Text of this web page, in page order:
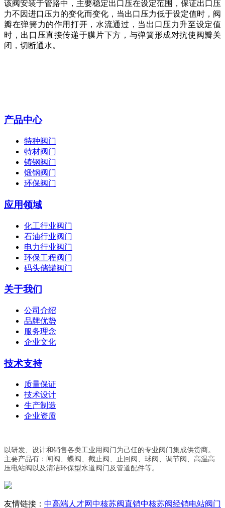
该阀安装于管路中，主要稳定出口压在设定范围，保证出口压
力不因进口压力的变化而变化，当出口压力低于设定值时，阀
瓣在弹簧力的作用打开，水流通过，当出口压力升至设定值
时，出口压直接传递于膜片下方，与弹簧形成对抗使阀瓣关
闭，切断通水。
产品中心
特种阀门
特材阀门
铸钢阀门
锻钢阀门
环保阀门
应用领域
化工行业阀门
石油行业阀门
电力行业阀门
环保工程阀门
码头储罐阀门
关于我们
公司介绍
品牌优势
服务理念
企业文化
技术支持
质量保证
技术设计
生产制造
企业资质
以研发、设计和销售各类工业用阀门为己任的专业阀门集成供货商。
主要产品有：闸阀、蝶阀、截止阀、止回阀、球阀、调节阀、高温高
压电站阀以及清洁环保型水道阀门及管道配件等。
友情链接： 中高端人才网中核苏阀直销中核苏阀经销电站阀门